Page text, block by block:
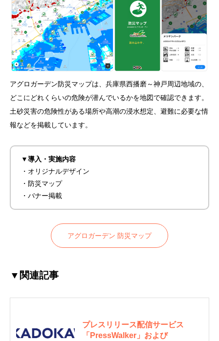
アグロガーデン防災マップは、兵庫県西播磨～神戸周辺地域の、
どこにどれくらいの危険が潜んでいるかを地図で確認できます。
土砂災害の危険性がある場所や高潮の浸水想定、避難に必要な情
報などを掲載しています。
▼導入・実施内容
・オリジナルデザイン
・防災マップ
・バナー掲載
アグロガーデン 防災マップ
▼関連記事
プレスリリース配信サービス
「PressWalker」および